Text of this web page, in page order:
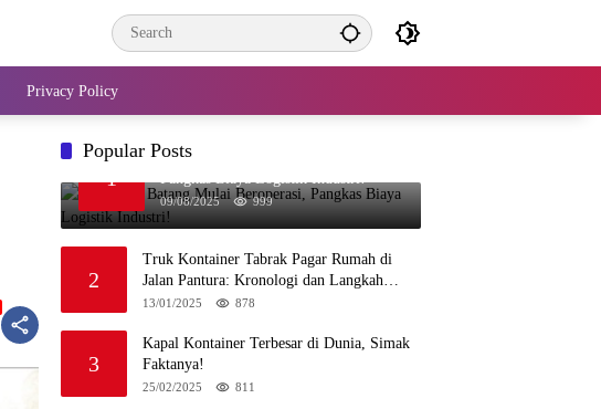
Privacy Policy
Popular Posts
1
Pelabuhan Batang Mulai Beroperasi,
Pangkas Biaya Logistik Industri!
09/08/2025 999
2
Truk Kontainer Tabrak Pagar Rumah di
Jalan Pantura: Kronologi dan Langkah
Penanganan
13/01/2025 878
3
Kapal Kontainer Terbesar di Dunia, Simak
Faktanya!
25/02/2025 811